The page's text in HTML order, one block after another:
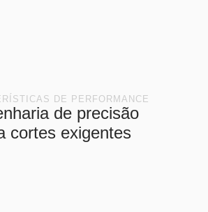
DE PERFORMANCE
de precisão
cortes exigentes